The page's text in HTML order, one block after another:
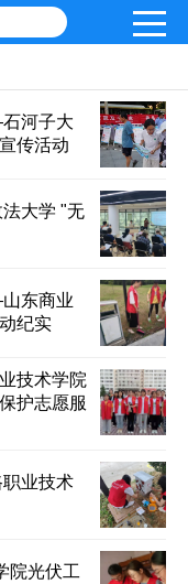
河子大
传活动
大学 "无
东商业
纪实
技术学院
护志愿服
业技术
院光伏工